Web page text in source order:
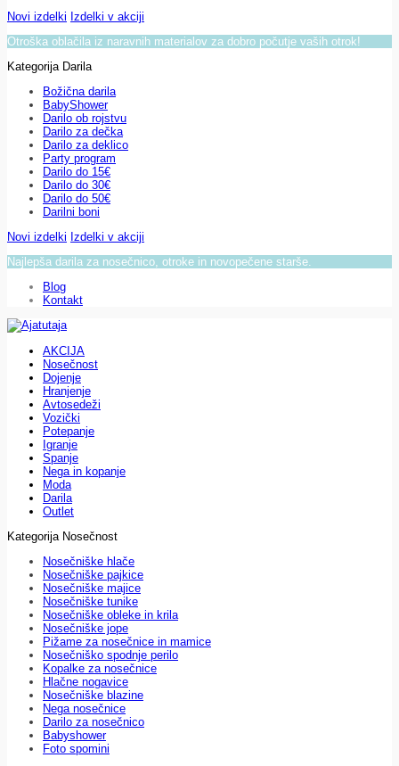
Novi izdelki Izdelki v akciji
Otroška oblačila iz naravnih materialov za dobro počutje vaših otrok!
Kategorija Darila
Božična darila
BabyShower
Darilo ob rojstvu
Darilo za dečka
Darilo za deklico
Party program
Darilo do 15€
Darilo do 30€
Darilo do 50€
Darilni boni
Novi izdelki Izdelki v akciji
Najlepša darila za nosečnico, otroke in novopečene starše.
Blog
Kontakt
AKCIJA
Nosečnost
Dojenje
Hranjenje
Avtosedeži
Vozički
Potepanje
Igranje
Spanje
Nega in kopanje
Moda
Darila
Outlet
Kategorija Nosečnost
Nosečniške hlače
Nosečniške pajkice
Nosečniške majice
Nosečniške tunike
Nosečniške obleke in krila
Nosečniške jope
Pižame za nosečnice in mamice
Nosečniško spodnje perilo
Kopalke za nosečnice
Hlačne nogavice
Nosečniške blazine
Nega nosečnice
Darilo za nosečnico
Babyshower
Foto spomini